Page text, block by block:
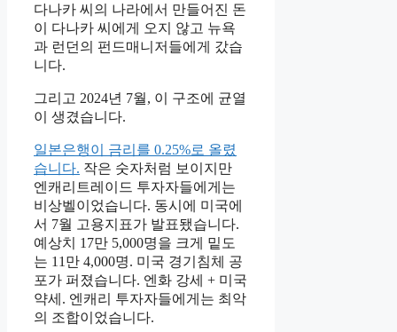
다나카 씨의 나라에서 만들어진 돈
이 다나카 씨에게 오지 않고 뉴욕
과 런던의 펀드매니저들에게 갔습
니다.
그리고 2024년 7월, 이 구조에 균열
이 생겼습니다.
일본은행이 금리를 0.25%로 올렸
습니다. 작은 숫자처럼 보이지만
엔캐리트레이드 투자자들에게는
비상벨이었습니다. 동시에 미국에
서 7월 고용지표가 발표됐습니다.
예상치 17만 5,000명을 크게 밑도
는 11만 4,000명. 미국 경기침체 공
포가 퍼졌습니다. 엔화 강세 + 미국
약세. 엔캐리 투자자들에게는 최악
의 조합이었습니다.